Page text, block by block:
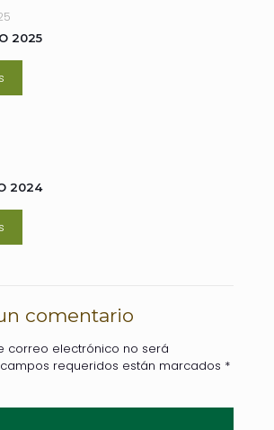
2025
2024
comentario
correo electrónico no será
campos requeridos están marcados *